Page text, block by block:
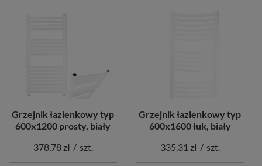
Grzejnik łazienkowy typ
600x1200 prosty, biały
378,78 zł / szt.
Grzejnik łazienkowy typ
600x1600 łuk, biały
335,31 zł / szt.